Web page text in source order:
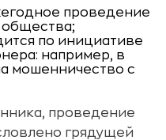
проведение
общества;
по инициативе
например, в
мошенничество с
проведение
грядущей